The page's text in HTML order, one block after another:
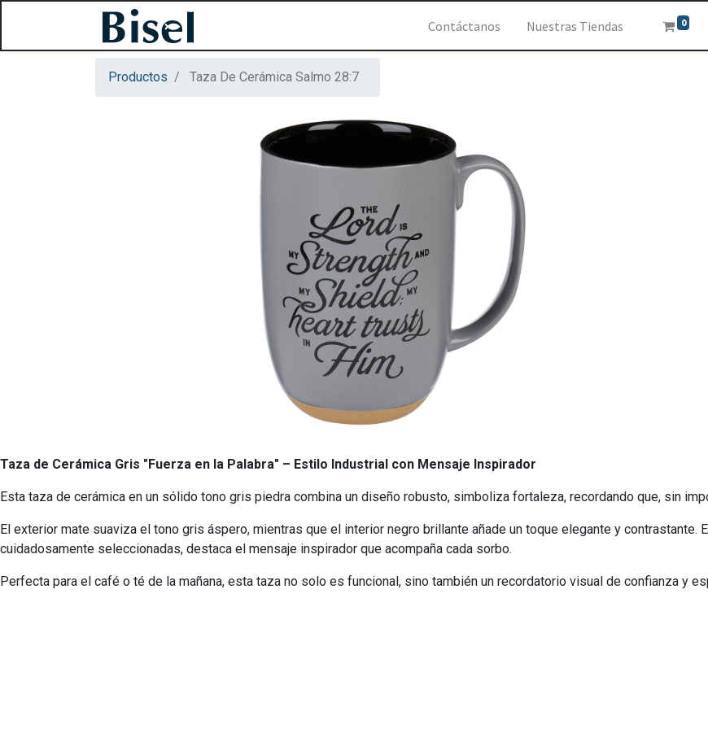
Contáctanos Nuestras Tiendas 0
Productos Taza De Cerámica Salmo 28:7
Taza de Cerámica Gris "Fuerza en la Palabra" – Estilo Industrial con Mensaje Inspirador
Esta taza de cerámica en un sólido tono gris piedra combina un diseño robusto, simboliza fortaleza, recordando que, sin
El exterior mate suaviza el tono gris áspero, mientras que el interior negro brillante añade un toque elegante y contrastante.
cuidadosamente seleccionadas, destaca el mensaje inspirador que acompaña cada sorbo.
Perfecta para el café o té de la mañana, esta taza no solo es funcional, sino también un recordatorio visual de confianza y